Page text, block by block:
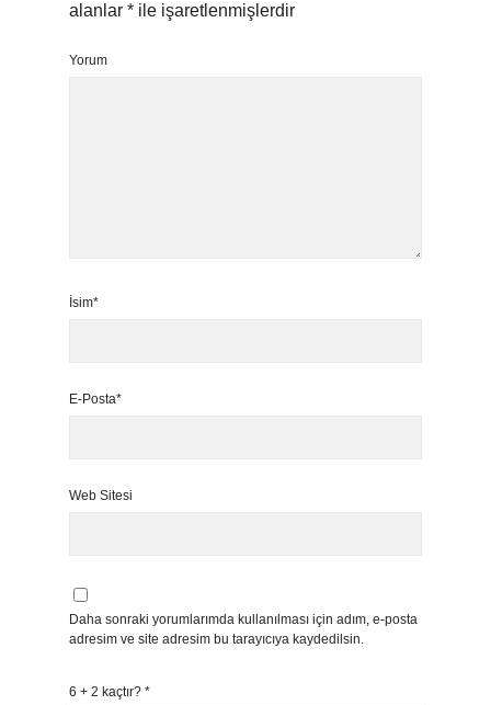
alanlar * ile işaretlenmişlerdir
Yorum
İsim*
E-Posta*
Web Sitesi
Daha sonraki yorumlarımda kullanılması için adım, e-posta
adresim ve site adresim bu tarayıcıya kaydedilsin.
6 + 2 kaçtır? *